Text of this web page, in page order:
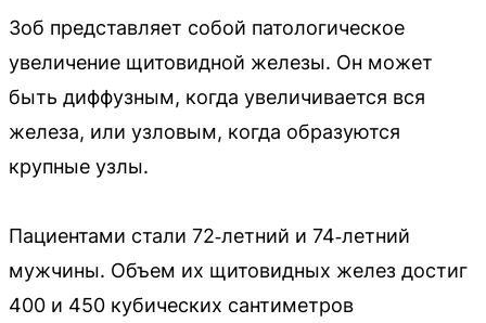
Зоб представляет собой патологическое
увеличение щитовидной железы. Он может
быть диффузным, когда увеличивается вся
железа, или узловым, когда образуются
крупные узлы.
Пациентами стали 72‑летний и 74‑летний
мужчины. Объем их щитовидных желез достиг
400 и 450 кубических сантиметров